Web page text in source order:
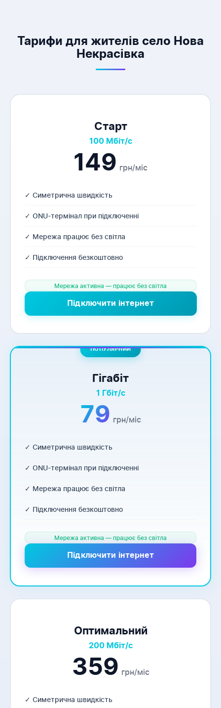
Тарифи для жителів село Нова
Некрасівка
Старт
100 Мбіт/с
149 грн/міс
✓ Симетрична швидкість
✓ ONU-термінал при підключенні
✓ Мережа працює без світла
✓ Підключення безкоштовно
Мережа активна — працює без світла
Підключити інтернет
ПОПУЛЯРНИЙ
Гігабіт
1 Гбіт/с
79 грн/міс
✓ Симетрична швидкість
✓ ONU-термінал при підключенні
✓ Мережа працює без світла
✓ Підключення безкоштовно
Мережа активна — працює без світла
Підключити інтернет
Оптимальний
200 Мбіт/с
359 грн/міс
✓ Симетрична швидкість